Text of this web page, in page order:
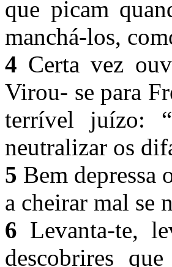
que picam
manchá-los,
4 Certa vez
Virou- se para
terrível juízo:
neutralizar os
5 Bem depressa
a cheirar mal se
6 Levanta-te,
descobrires